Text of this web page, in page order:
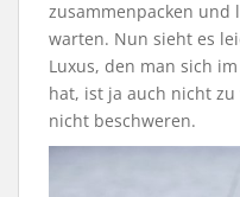
zusammenpacken und
warten. Nun sieht es
Luxus, den man sich
hat, ist ja auch nicht
nicht beschweren.